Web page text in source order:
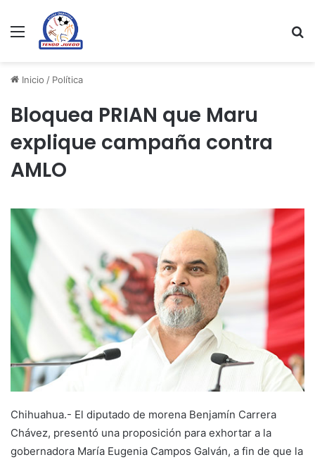
Menu
Inicio / Política
Bloquea PRIAN que Maru
explique campaña contra
AMLO
Chihuahua.- El diputado de morena Benjamín Carrera
Chávez, presentó una proposición para exhortar a la
gobernadora María Eugenia Campos Galván, a fin de que la